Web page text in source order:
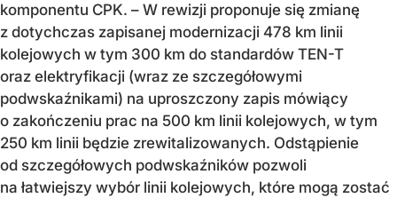
komponentu CPK. – W rewizji proponuje się zmianę
z dotychczas zapisanej modernizacji 478 km linii
kolejowych w tym 300 km do standardów TEN-T
oraz elektryfikacji (wraz ze szczegółowymi
podwskaźnikami) na uproszczony zapis mówiący
o zakończeniu prac na 500 km linii kolejowych, w tym
250 km linii będzie zrewitalizowanych. Odstąpienie
od szczegółowych podwskaźników pozwoli
na łatwiejszy wybór linii kolejowych, które mogą zostać